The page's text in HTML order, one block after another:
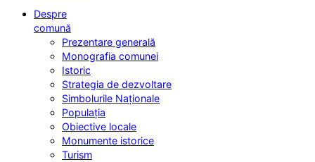
Despre
comună
Prezentare generală
Monografia comunei
Istoric
Strategia de dezvoltare
Simbolurile Naționale
Populația
Obiective locale
Monumente istorice
Turism